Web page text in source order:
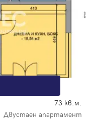
73 кв.м.
Двустаен апартамент